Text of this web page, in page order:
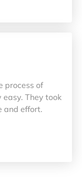
process of
They took
and effort.